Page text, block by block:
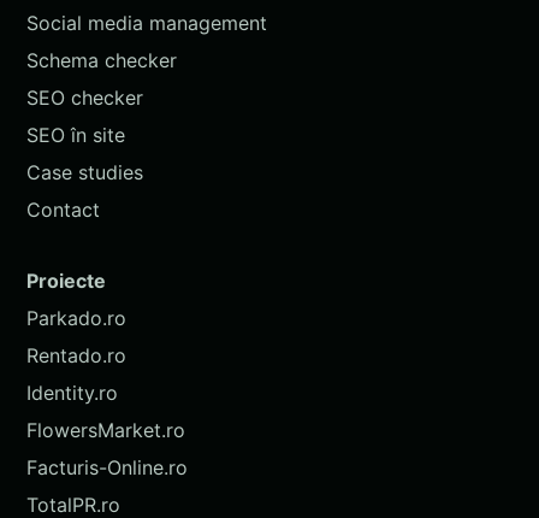
Social media management
Schema checker
SEO checker
SEO în site
Case studies
Contact
Proiecte
Parkado.ro
Rentado.ro
Identity.ro
FlowersMarket.ro
Facturis-Online.ro
TotalPR.ro